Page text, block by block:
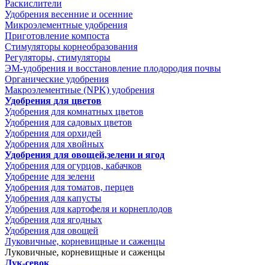
Раскислители
Удобрения весенние и осенние
Микроэлементные удобрения
Приготовление компоста
Стимуляторы корнеобразования
Регуляторы, стимуляторы
ЭМ-удобрения и восстановление плодородия почвы
Органические удобрения
Макроэлементные (NPK) удобрения
Удобрения для цветов
Удобрения для комнатных цветов
Удобрения для садовых цветов
Удобрения для орхидей
Удобрения для хвойных
Удобрения для овощей,зелени и ягод
Удобрения для огурцов, кабачков
Удобрение для зелени
Удобрения для томатов, перцев
Удобрения для капусты
Удобрения для картофеля и корнеплодов
Удобрения для ягодных
Удобрения для овощей
Луковичные, корневищные и саженцы
Луковичные, корневищные и саженцы
Лук-севок